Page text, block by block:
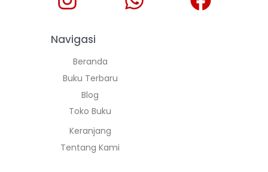
Navigasi
Beranda
Buku Terbaru
Blog
Toko Buku
Keranjang
Tentang Kami